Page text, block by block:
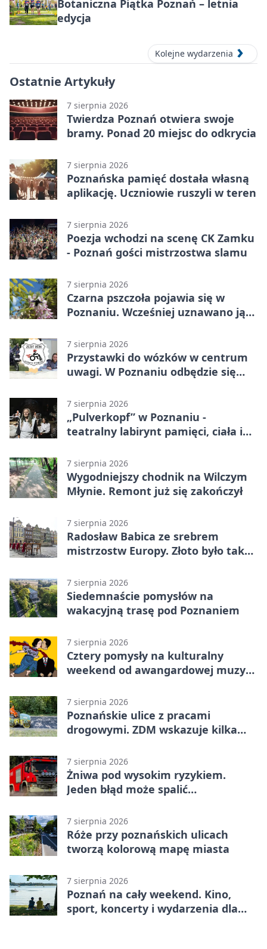
Botaniczna Piątka Poznań – letnia
edycja
Kolejne wydarzenia
Ostatnie Artykuły
7 sierpnia 2026
Twierdza Poznań otwiera swoje
bramy. Ponad 20 miejsc do odkrycia
7 sierpnia 2026
Poznańska pamięć dostała własną
aplikację. Uczniowie ruszyli w teren
7 sierpnia 2026
Poezja wchodzi na scenę CK Zamku
- Poznań gości mistrzostwa slamu
7 sierpnia 2026
Czarna pszczoła pojawia się w
Poznaniu. Wcześniej uznawano ją
7 sierpnia 2026
Przystawki do wózków w centrum
uwagi. W Poznaniu odbędzie się
7 sierpnia 2026
„Pulverkopf” w Poznaniu -
teatralny labirynt pamięci, ciała i
7 sierpnia 2026
Wygodniejszy chodnik na Wilczym
Młynie. Remont już się zakończył
7 sierpnia 2026
Radosław Babica ze srebrem
mistrzostw Europy. Złoto było tak
7 sierpnia 2026
Siedemnaście pomysłów na
wakacyjną trasę pod Poznaniem
7 sierpnia 2026
Cztery pomysły na kulturalny
weekend od awangardowej muzyki
7 sierpnia 2026
Poznańskie ulice z pracami
drogowymi. ZDM wskazuje kilka
7 sierpnia 2026
Żniwa pod wysokim ryzykiem.
Jeden błąd może spalić
7 sierpnia 2026
Róże przy poznańskich ulicach
tworzą kolorową mapę miasta
7 sierpnia 2026
Poznań na cały weekend. Kino,
sport, koncerty i wydarzenia dla